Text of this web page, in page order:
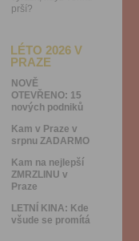
prší?
LÉTO 2026 V
PRAZE
NOVĚ
OTEVŘENO: 15
nových podniků
Kam v Praze v
srpnu ZADARMO
Kam na nejlepší
ZMRZLINU v
Praze
LETNÍ KINA: Kde
všude se promítá